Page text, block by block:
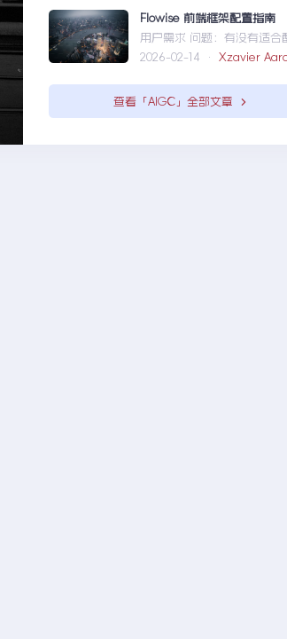
Flowise 前端框架配置指南
用户需求 问题：有没有适
2026-02-14 · Xzavier
查看「AIGC」全部文章